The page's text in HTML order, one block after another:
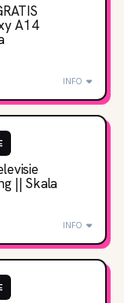
A14
INFO
|| Skala
INFO